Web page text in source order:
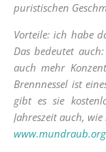
puristischen
Vorteile: ich habe
Das bedeutet
auch mehr
Brennnessel ist
gibt es sie
Jahreszeit auch,
www.mundraub.org